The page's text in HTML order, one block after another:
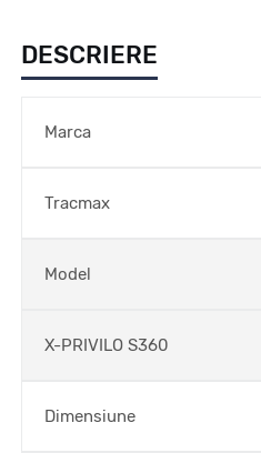
DESCRIERE
Marca
Tracmax
Model
X-PRIVILO S360
Dimensiune